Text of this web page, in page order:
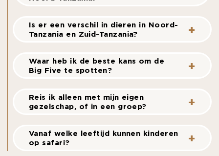
Is er een verschil in dieren in Noord-
Tanzania en Zuid-Tanzania?
Waar heb ik de beste kans om de
Big Five te spotten?
Reis ik alleen met mijn eigen
gezelschap, of in een groep?
Vanaf welke leeftijd kunnen kinderen
op safari?